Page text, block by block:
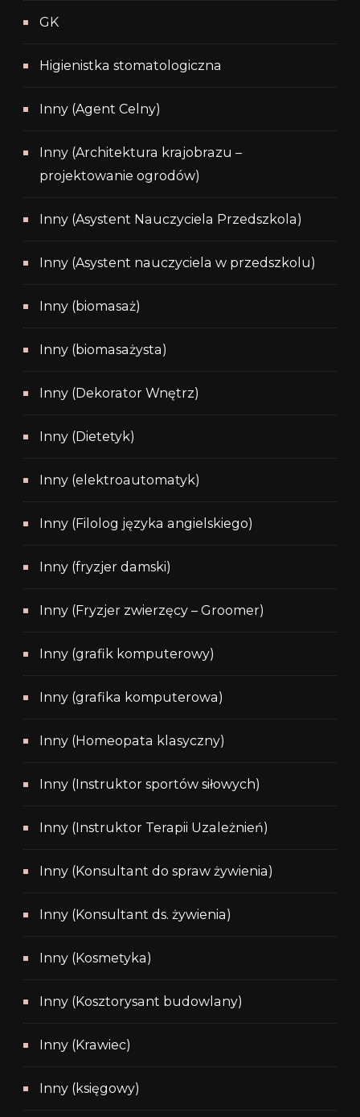
GK
Higienistka stomatologiczna
Inny (Agent Celny)
Inny (Architektura krajobrazu –
projektowanie ogrodów)
Inny (Asystent Nauczyciela Przedszkola)
Inny (Asystent nauczyciela w przedszkolu)
Inny (biomasaż)
Inny (biomasażysta)
Inny (Dekorator Wnętrz)
Inny (Dietetyk)
Inny (elektroautomatyk)
Inny (Filolog języka angielskiego)
Inny (fryzjer damski)
Inny (Fryzjer zwierzęcy – Groomer)
Inny (grafik komputerowy)
Inny (grafika komputerowa)
Inny (Homeopata klasyczny)
Inny (Instruktor sportów siłowych)
Inny (Instruktor Terapii Uzależnień)
Inny (Konsultant do spraw żywienia)
Inny (Konsultant ds. żywienia)
Inny (Kosmetyka)
Inny (Kosztorysant budowlany)
Inny (Krawiec)
Inny (księgowy)